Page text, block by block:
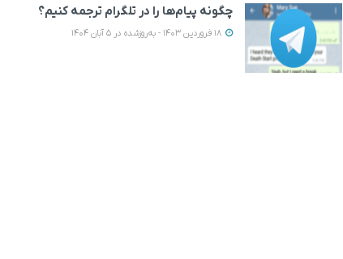
چگونه پیام‌ها را در تلگرام ترجمه کنیم؟